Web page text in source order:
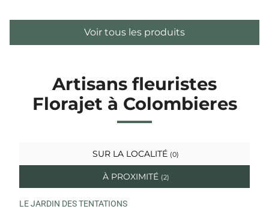
Voir tous les produits
Artisans fleuristes
Florajet à Colombieres
SUR LA LOCALITÉ (0)
À PROXIMITÉ (2)
LE JARDIN DES TENTATIONS